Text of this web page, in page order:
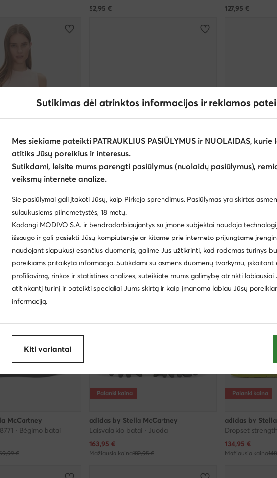
52,95 €
127,95 €
McCartney
Palanki kaina
adidas by Stella McCartney
Mažiausia kaina141,95 €
-17%
adidas by
Laisvalaikio batai
Mažiausia kaina
McCartney
· Bėgimo batai
€
Palanki kaina
adidas by Stella McCartney
Laisvalaikio batai · Juoda
Dabartinė kaina
163,95 €
Mažiausia kaina182,95 €
Palanki kaina
adidas by
Dabartinė kaina
134,95 €
Mažiausia kaina
Sutikimas dėl atrinktos informacijos ir reklamos
Mes siekiame pateikti PATRAUKLIUS PASIŪLYMUS ir NUOLAIDAS, kurie
atitiks Jūsų poreikius ir interesus.
Sutikdami, leisite mums parengti pasiūlymus (nuolaidų pasiūlymus),
veiksmų internete analize.
Šie pasiūlymai gali įtakoti Jūsų, kaip Pirkėjo sprendimus. Pasiūlymas yra skirtas
sulaukusiems pilnametystės, 18 metų.
Kadangi MODIVO S.A. ir bendradarbiaujantys su įmone subjektai naudoja
išsaugo ir gali pasiekti Jūsų kompiuteryje ar kitame prie interneto prijungtame
naudojant slapukus) esančius duomenis, galime Jus užtikrinti, kad rodomas turinys
poreikiams pritaikyta informacija. Sutikdami su asmens duomenų tvarkymu, įskaitant
profiliavimą, rinkos ir statistines analizes, suteikiate mums galimybę atrinkti labiausiai
atitinkantį turinį ir pateikti specialiai Jums skirtą ir kaip įmanoma labiau Jūsų
informaciją.
Kiti variantai